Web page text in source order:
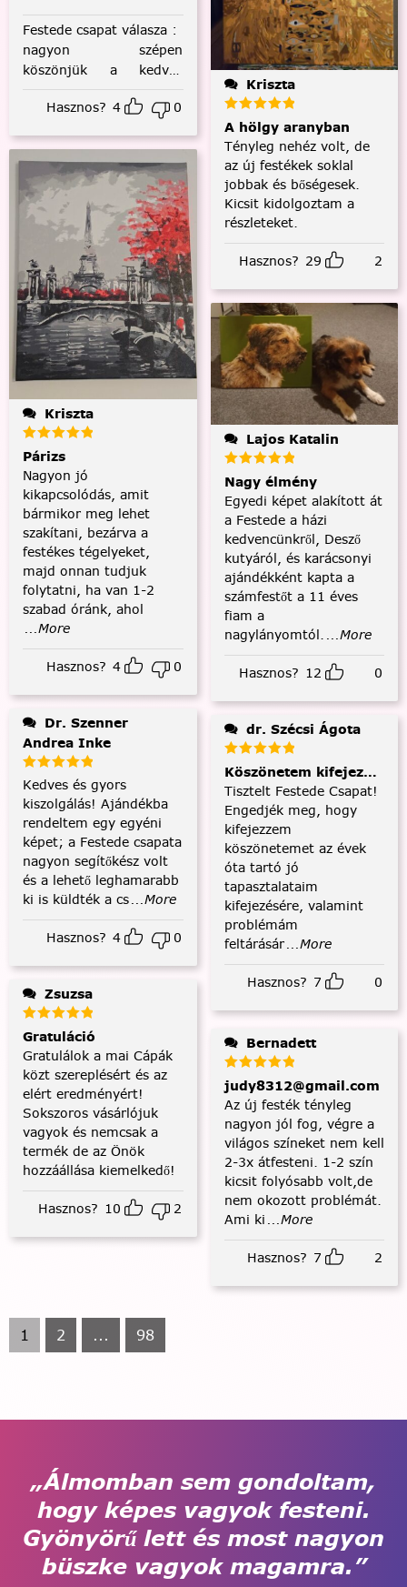
Festede csapat válasza :
nagyon szépen
köszönjük a kedves
visszajelzést! :)
Hasznos? 4 0
Kriszta
Párizs
Nagyon jó
kikapcsolódás, amit
bármikor meg lehet
szakítani, bezárva a
festékes tégelyeket,
majd onnan tudjuk
folytatni, ha van 1-2
szabad óránk, ahol
...More
Hasznos? 4 0
Andrea Inke
Kedves és gyors
kiszolgálás! Ajándékba
rendeltem egy egyéni
képet; a Festede csapata
nagyon segítőkész volt
és a lehető leghamarabb
ki is küldték a cs...More
Hasznos? 4 0
Zsuzsa
Gratuláció
Gratulálok a mai Cápák
közt szereplésért és az
elért eredményért!
Sokszoros vásárlójuk
vagyok és nemcsak a
termék de az Önök
hozzáállása kiemelkedő!
Hasznos? 10 2
Kriszta
A hölgy aranyban
Tényleg nehéz volt, de
az új festékek soklal
jobbak és bőségesek.
Kicsit kidolgoztam a
részleteket.
Hasznos? 29 2
Lajos Katalin
Nagy élmény
Egyedi képet alakított át
a Festede a házi
kedvencünkről, Desző
kutyáról, és karácsonyi
ajándékként kapta a
számfestőt a 11 éves
fiam a
nagylányomtól. ...More
Hasznos? 12 0
dr. Szécsi Ágota
Köszönetem kifejezése
Tisztelt Festede Csapat!
Engedjék meg, hogy
kifejezzem
köszönetemet az évek
óta tartó jó
tapasztalataim
kifejezésére, valamint
problémám
feltárásár...More
Hasznos? 7 0
Bernadett
judy8312@gmail.com
Az új festék tényleg
nagyon jól fog, végre a
világos színeket nem kell
2-3x átfesteni. 1-2 szín
kicsit folyósabb volt,de
nem okozott problémát.
Ami ki ...More
Hasznos? 7 2
1 2 ... 98
„Álmomban sem gondoltam,
hogy képes vagyok festeni.
Gyönyörű lett és most nagyon
büszke vagyok magamra.”